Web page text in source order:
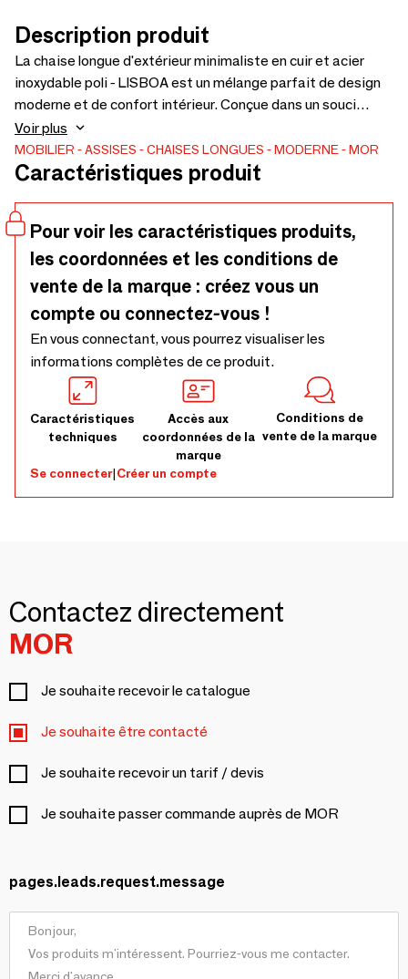
Description produit
La chaise longue d'extérieur minimaliste en cuir et acier
inoxydable poli - LISBOA est un mélange parfait de design
moderne et de confort intérieur. Conçue dans un souci
d'esthétique et de durabilité, cette chaise longue est
conçue pour améliorer vos espaces intérieurs grâce à son
cadre élégant et minimaliste et à ses matériaux de haute
Voir plus
MOBILIER ASSISES CHAISES LONGUES MODERNE MOR
Caractéristiques produit
Pour voir les caractéristiques produits,
les coordonnées et les conditions de
vente de la marque : créez vous un
compte ou connectez-vous !
En vous connectant, vous pourrez visualiser les
informations complètes de ce produit.
Caractéristiques
techniques
Accès aux
coordonnées de la
marque
Conditions de
vente de la marque
Se connecter|Créer un compte
Contactez directement
MOR
Je souhaite recevoir le catalogue
Je souhaite être contacté
Je souhaite recevoir un tarif / devis
Je souhaite passer commande auprès de MOR
pages.leads.request.message